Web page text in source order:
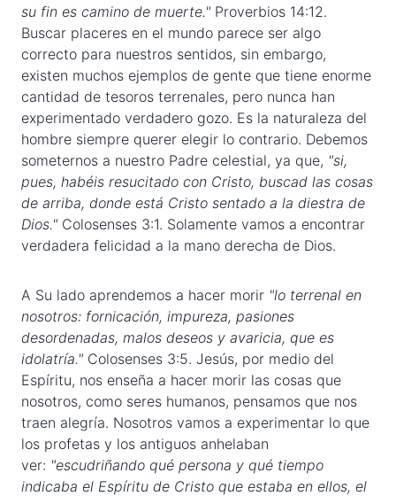
su fin es camino de muerte." Proverbios 14:12.
Buscar placeres en el mundo parece ser algo
correcto para nuestros sentidos, sin embargo,
existen muchos ejemplos de gente que tiene enorme
cantidad de tesoros terrenales, pero nunca han
experimentado verdadero gozo. Es la naturaleza del
hombre siempre querer elegir lo contrario. Debemos
someternos a nuestro Padre celestial, ya que, "si,
pues, habéis resucitado con Cristo, buscad las cosas
de arriba, donde está Cristo sentado a la diestra de
Dios." Colosenses 3:1. Solamente vamos a encontrar
verdadera felicidad a la mano derecha de Dios.
A Su lado aprendemos a hacer morir "lo terrenal en
nosotros: fornicación, impureza, pasiones
desordenadas, malos deseos y avaricia, que es
idolatría." Colosenses 3:5. Jesús, por medio del
Espíritu, nos enseña a hacer morir las cosas que
nosotros, como seres humanos, pensamos que nos
traen alegría. Nosotros vamos a experimentar lo que
los profetas y los antiguos anhelaban
ver: "escudriñando qué persona y qué tiempo
indicaba el Espíritu de Cristo que estaba en ellos, el